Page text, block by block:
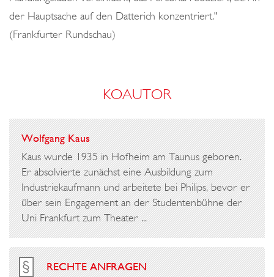
der Hauptsache auf den Datterich konzentriert."
(Frankfurter Rundschau)
KOAUTOR
Wolfgang Kaus
Kaus wurde 1935 in Hofheim am Taunus geboren.
Er absolvierte zunächst eine Ausbildung zum
Industriekaufmann und arbeitete bei Philips, bevor er
über sein Engagement an der Studentenbühne der
Uni Frankfurt zum Theater ...
RECHTE ANFRAGEN